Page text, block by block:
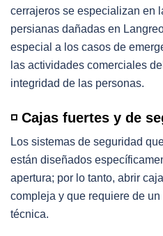
cerrajeros se especializan en
persianas dañadas en
especial a los casos de
las actividades comerciales
integridad de las personas.
◽️ Cajas fuertes y de
Los sistemas de seguridad
están diseñados
apertura; por lo tanto, abrir
compleja y que requiere de
técnica.